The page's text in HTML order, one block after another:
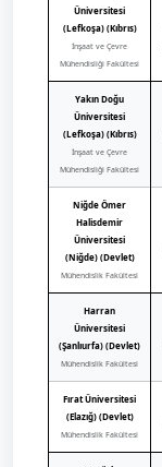
Üniversitesi
(Lefkoşa) (Kıbrıs)
İnşaat ve Çevre
Mühendisliği Fakültesi
Yakın Doğu
Üniversitesi
(Lefkoşa) (Kıbrıs)
İnşaat ve Çevre
Mühendisliği Fakültesi
Niğde Ömer
Halisdemir
Üniversitesi
(Niğde) (Devlet)
Mühendislik Fakültesi
Harran
Üniversitesi
(Şanlıurfa) (Devlet)
Mühendislik Fakültesi
Fırat Üniversitesi
(Elazığ) (Devlet)
Mühendislik Fakültesi